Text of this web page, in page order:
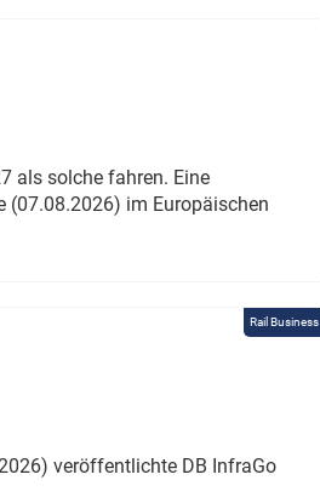
als solche fahren. Eine
(07.08.2026) im Europäischen
Rail Business
veröffentlichte DB InfraGo